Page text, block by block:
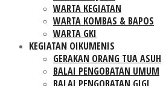
WARTA KEGIATAN
WARTA KOMBAS & BAPOS
WARTA GKI
KEGIATAN OIKUMENIS
GERAKAN ORANG TUA ASUH
BALAI PENGOBATAN UMUM